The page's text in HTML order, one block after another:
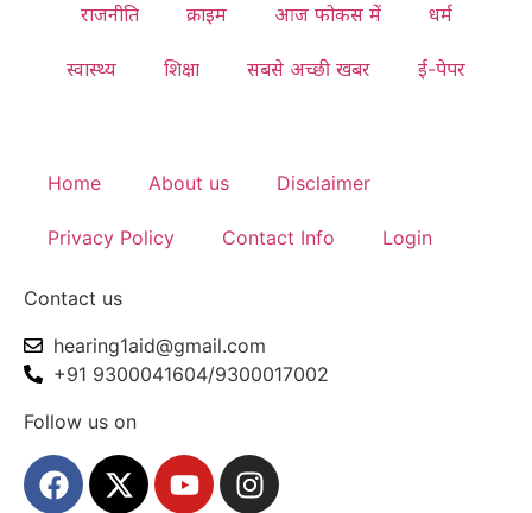
राजनीति क्राइम आज फोकस में धर्म
स्वास्थ्य शिक्षा सबसे अच्छी खबर ई-पेपर
Home About us Disclaimer
Privacy Policy Contact Info Login
Contact us
hearing1aid@gmail.com
+91 9300041604/9300017002
Follow us on